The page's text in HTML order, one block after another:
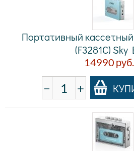
Портативный кассетный
(F3281C) Sky
14990 руб.
− +